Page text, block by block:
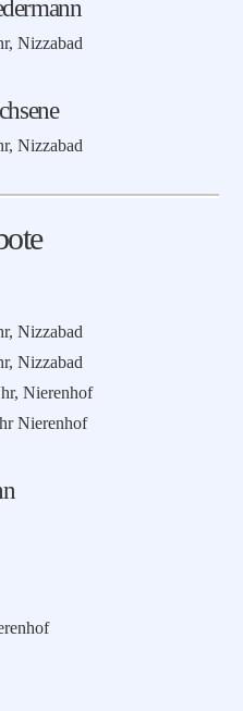
Nizzabad
Nizzabad
Nizzabad
Nizzabad
Nierenhof
Nierenhof